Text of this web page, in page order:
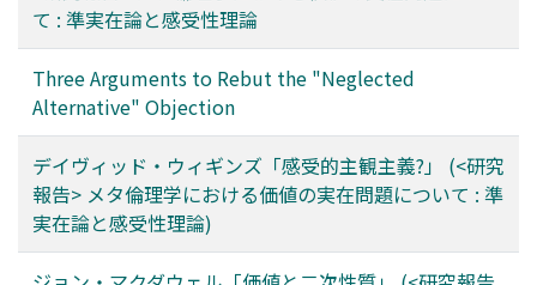
て : 準実在論と感受性理論
Three Arguments to Rebut the "Neglected
Alternative" Objection
デイヴィッド・ウィギンズ「感受的主観主義?」 (<研究
報告> メタ倫理学における価値の実在問題について : 準
実在論と感受性理論)